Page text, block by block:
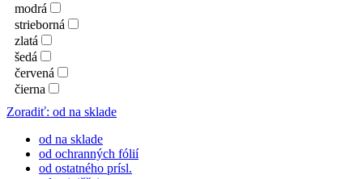
modrá
strieborná
zlatá
šedá
červená
čierna
Zoradiť: od na sklade
od na sklade
od ochranných fólií
od ostatného prísl.